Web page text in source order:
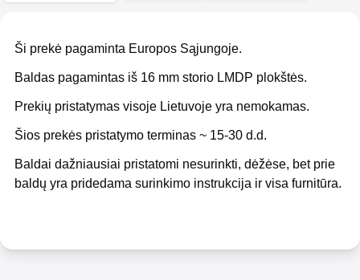
Ši prekė pagaminta Europos Sąjungoje.
Baldas pagamintas iš 16 mm storio LMDP plokštės.
Prekių pristatymas visoje Lietuvoje yra nemokamas.
Šios prekės pristatymo terminas ~ 15-30 d.d.
Baldai dažniausiai pristatomi nesurinkti, dėžėse, bet prie
baldų yra pridedama surinkimo instrukcija ir visa furnitūra.